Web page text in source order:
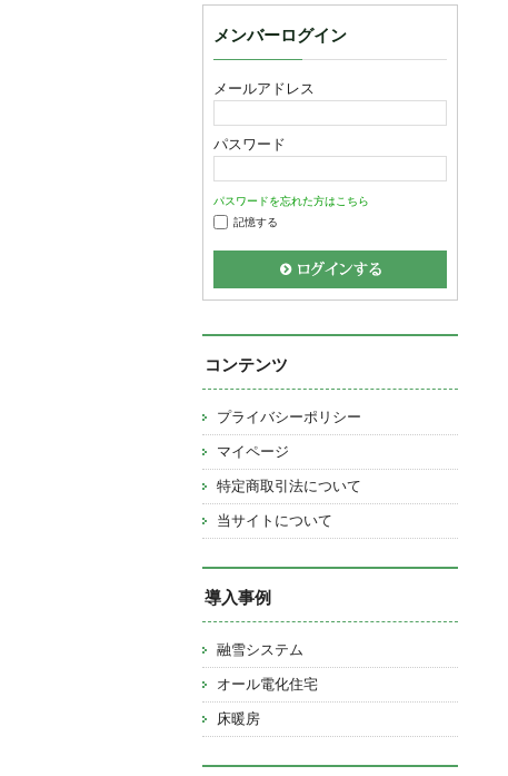
メンバーログイン
メールアドレス
パスワード
パスワードを忘れた方はこちら
記憶する
コンテンツ
プライバシーポリシー
マイページ
特定商取引法について
当サイトについて
導入事例
融雪システム
オール電化住宅
床暖房